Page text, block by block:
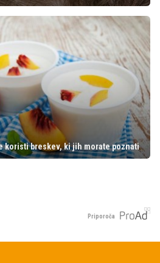
koristi breskev, ki jih morate poznati
Priporoča